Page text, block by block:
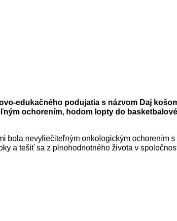
edukačného podujatia s názvom Daj
ochorením, hodom lopty do
bola nevyliečiteľným onkologickým ochorením
a tešiť sa z plnohodnotného života v